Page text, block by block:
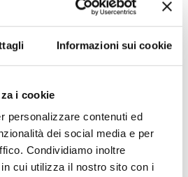
Informazioni sui cookie
i cookie
personalizzare contenuti ed
dei social media e per
Condividiamo inoltre
cui utilizza il nostro sito con i
all’incasso il cliente
l’installatore si accordano, il
al GSE. Il GSE paga
all’azienda installatrice e il
di 1.991,98 €.